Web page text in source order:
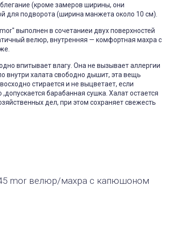
6 марта 2026 21:01
Market
(кроме замеров ширины, они
для подворота (ширина манжета около 10 см).
выполнен в сочетаниеи двух поверхностей
велюр, внутренняя — комфортная махра с
впитывает влагу. Она не вызывает аллергии
внутри халата свободно дышит, эта вещь
стирается и не выцветает, если
,допускается барабанная сушка. Халат остается
дел, при этом сохраняет свежесть
mor велюр/махра с капюшоном